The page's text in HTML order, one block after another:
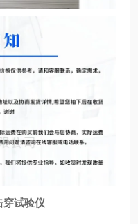
穿试验仪